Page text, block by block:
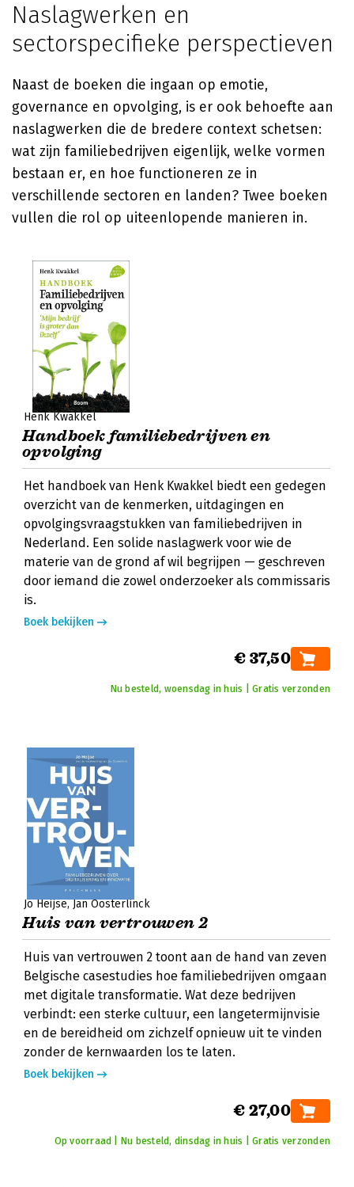
Naslagwerken en
sectorspecifieke perspectieven
Naast de boeken die ingaan op emotie,
governance en opvolging, is er ook behoefte aan
naslagwerken die de bredere context schetsen:
wat zijn familiebedrijven eigenlijk, welke vormen
bestaan er, en hoe functioneren ze in
verschillende sectoren en landen? Twee boeken
vullen die rol op uiteenlopende manieren in.
Henk Kwakkel
Handboek familiebedrijven en
opvolging
Het handboek van Henk Kwakkel biedt een gedegen
overzicht van de kenmerken, uitdagingen en
opvolgingsvraagstukken van familiebedrijven in
Nederland. Een solide naslagwerk voor wie de
materie van de grond af wil begrijpen — geschreven
door iemand die zowel onderzoeker als commissaris
is.
Boek bekijken
€ 37,50
Nu besteld, woensdag in huis | Gratis verzonden
Jo Heijse Jan Oosterlinck
Huis van vertrouwen 2
Huis van vertrouwen 2 toont aan de hand van zeven
Belgische casestudies hoe familiebedrijven omgaan
met digitale transformatie. Wat deze bedrijven
verbindt: een sterke cultuur, een langetermijnvisie
en de bereidheid om zichzelf opnieuw uit te vinden
zonder de kernwaarden los te laten.
Boek bekijken
€ 27,00
Op voorraad | Nu besteld, dinsdag in huis | Gratis verzonden